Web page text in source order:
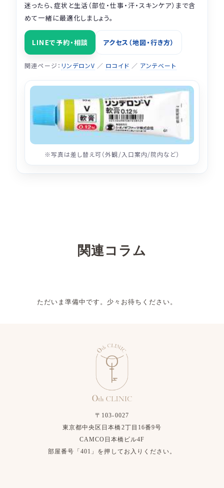
迷ったら、症状と生活（部位・仕事・汗・スキンケア）まで含
めて一緒に最適化しましょう。
LINEで予約・相談 アクセス（地図・行き方）
関連ページ： リンデロンV ／ ロコイド ／ アンテベート
※写真は差し替え可（外観/入口案内/院内など）
関連コラム
ただいま準備中です。少々お待ちください。
〒103-0027
東京都中央区日本橋2丁目16番9号
CAMCO日本橋ビル4F
部屋番号「401」を押してお入りください。